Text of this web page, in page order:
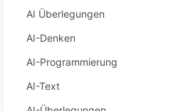
AI Überlegungen
AI-Denken
AI-Programmierung
AI-Text